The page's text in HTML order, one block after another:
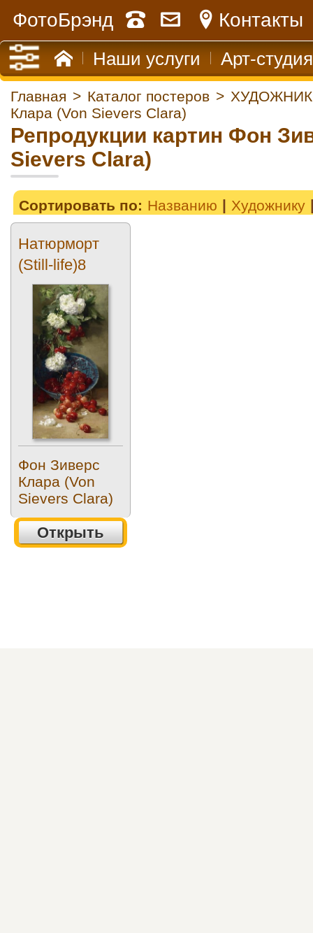
ФотоБрэнд Контакты
Наши услуги Арт-студия
Главная > Каталог постеров >
Клара (Von Sievers Clara)
Репродукции картин Фон
Sievers Clara)
Сортировать по: Названию Художнику
Натюрморт
(Still-life)8
Фон Зиверс
Клара (Von
Sievers Clara)
Открыть